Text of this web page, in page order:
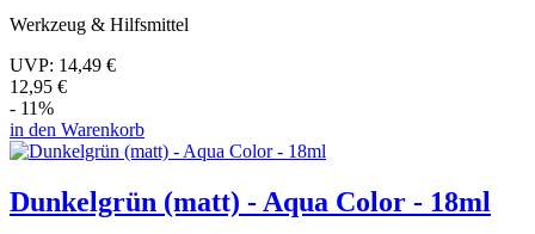
Werkzeug & Hilfsmittel
UVP: 14,49 €
12,95 €
- 11%
in den Warenkorb
Dunkelgrün (matt) - Aqua Color - 18ml